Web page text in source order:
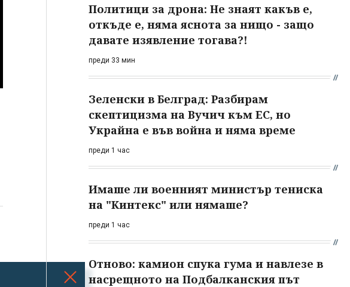
Политици за дрона: Не знаят какъв е,
откъде е, няма яснота за нищо - защо
давате изявление тогава?!
преди 33 мин
Зеленски в Белград: Разбирам
скептицизма на Вучич към ЕС, но
Украйна е във война и няма време
преди 1 час
Имаше ли военният министър тениска
на "Кинтекс" или нямаше?
преди 1 час
Отново: камион спука гума и навлезе в
насрещното на Подбалканския път